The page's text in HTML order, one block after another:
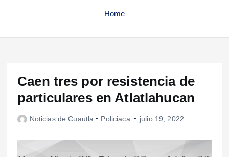
Home
Caen tres por resistencia de
particulares en Atlatlahucan
Noticias de Cuautla Policiaca julio 19, 2022